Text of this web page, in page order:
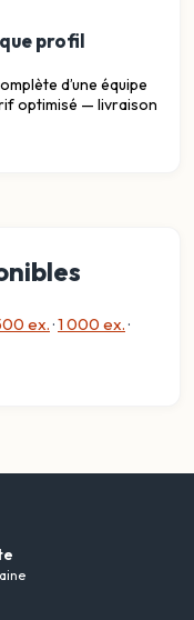
profil
d’une équipe
optimisé — livraison
ex.·1 000 ex.·